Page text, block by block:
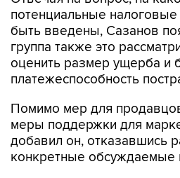
потенциальные налоговые
быть введены, Сазанов
группа также это
оценить размер ущерба и
платежеспособность
Помимо мер для
меры поддержки для
добавил он, отказавшись
конкретные